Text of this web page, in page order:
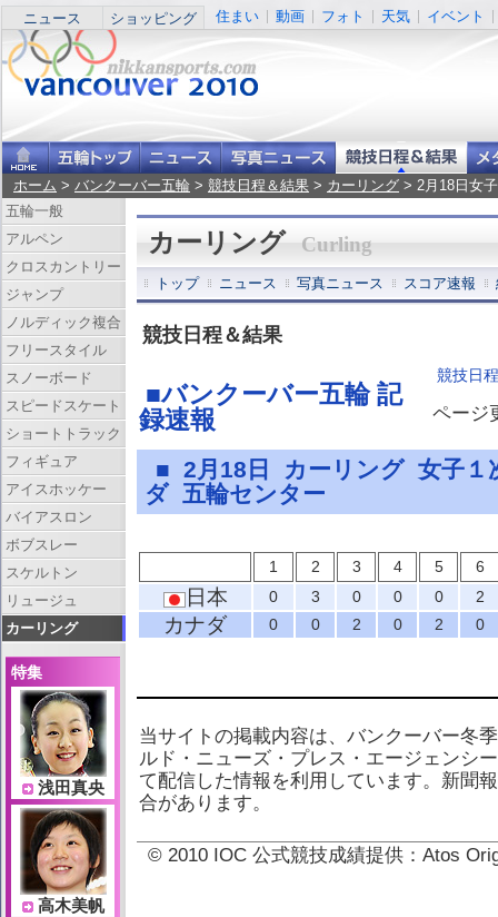
ニュース ショッピング 住まい 動画 フォト 天気 イベント
ホーム > バンクーバー五輪 > 競技日程＆結果 > カーリング > 2月18日女
カーリング Curling
トップ ニュース 写真ニュース スコア速報
競技日程＆結果
■バンクーバー五輪 記
録速報
競技日程
ページ
■ 2月18日 カーリング 女子１
ダ 五輪センター
1 2 3 4 5 6
日本 0 3 0 0 0 2
カナダ 0 0 2 0 2 0
当サイトの掲載内容は、バンクーバー冬
ルド・ニューズ・プレス・エージェンシ
て配信した情報を利用しています。新聞
合があります。
© 2010 IOC 公式競技成績提供：Atos
五輪一般
アルペン
クロスカントリー
ジャンプ
ノルディック複合
フリースタイル
スノーボード
スピードスケート
ショートトラック
フィギュア
アイスホッケー
バイアスロン
ボブスレー
スケルトン
リュージュ
カーリング
特集
浅田真央
高木美帆